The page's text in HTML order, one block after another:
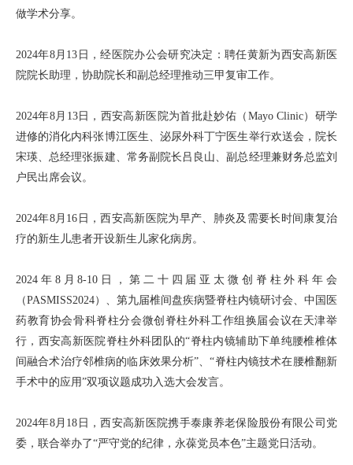
做学术分享。
2024年8月13日，经医院办公会研究决定：聘任黄新为西安高新医
院院长助理，协助院长和副总经理推动三甲复审工作。
2024年8月13日，西安高新医院为首批赴妙佑（Mayo Clinic）研学
进修的消化内科张博江医生、泌尿外科丁宁医生举行欢送会，院长
宋瑛、总经理张振建、常务副院长吕良山、副总经理兼财务总监刘
户民出席会议。
2024年8月16日，西安高新医院为早产、肺炎及需要长时间康复治
疗的新生儿患者开设新生儿家化病房。
2024年8月8-10日，第二十四届亚太微创脊柱外科年会
（PASMISS2024）、第九届椎间盘疾病暨脊柱内镜研讨会、中国医
药教育协会骨科脊柱分会微创脊柱外科工作组换届会议在天津举
行，西安高新医院脊柱外科团队的“脊柱内镜辅助下单纯腰椎椎体
间融合术治疗邻椎病的临床效果分析”、“脊柱内镜技术在腰椎翻新
手术中的应用”双项议题成功入选大会发言。
2024年8月18日，西安高新医院携手泰康养老保险股份有限公司党
委，联合举办了“严守党的纪律，永葆党员本色”主题党日活动。